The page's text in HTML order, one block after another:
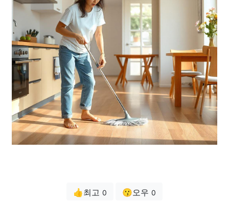
👍최고 0 😗오우 0